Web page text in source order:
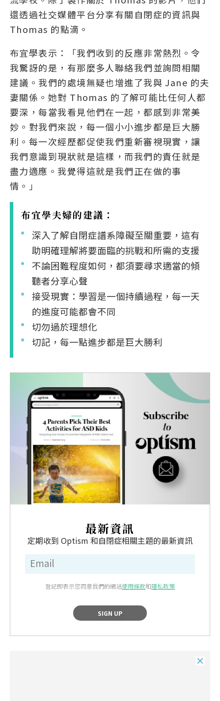
還透過社交媒體平台分享有關自閉症的資訊與
Thomas 的點滴。
布宜學表示：「我們收到的反應非常熱烈。令
我驚訝的是，有那麼多人聯絡我們並詢問相關
建議。我們的處境無疑也增進了我與 Jane 的夫
妻關係。她對 Thomas 的了解可能比任何人都
要深，每當我看見他們在一起，都感到非常美
妙。對我們來說，每一個小小進步都是巨大勝
利。每一次經歷都促使我們重新審視現實，讓
我們意識到現狀就是這樣，而我們的責任就是
盡力適應。我覺得這就是我們正在做的事
情。」
布宜學夫婦的建議：
深入了解自閉症譜系障礙至關重要，這有
助明確理解將要面臨的挑戰和所需的支援
不論困難程度如何，都須要尋求適當的傾
聽者分享心聲
接受現實：學習是一個持續過程，每一天
的進度可能都會不同
切勿過於理想化
切記，每一點進步都是巨大勝利
最新資訊
定期收到 Optism 和自閉症相關主題的最新資訊
登記即表示您同意我們的網站使用條款和隱私政策
SIGN UP